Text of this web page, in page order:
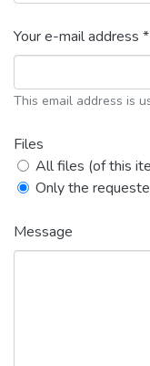
Your e-mail address *
This email address is
Files
All files (of this
Only the
Message